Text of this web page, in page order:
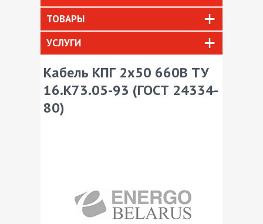
ТОВАРЫ
УСЛУГИ
Кабель КПГ 2х50 660В ТУ
16.К73.05-93 (ГОСТ 24334-
80)